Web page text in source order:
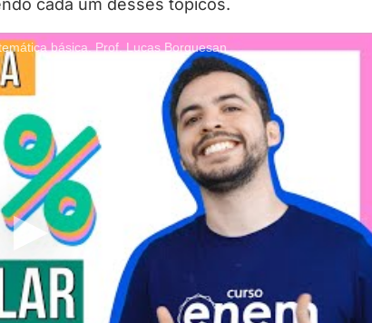
básica. Prof. Lucas Borguesan